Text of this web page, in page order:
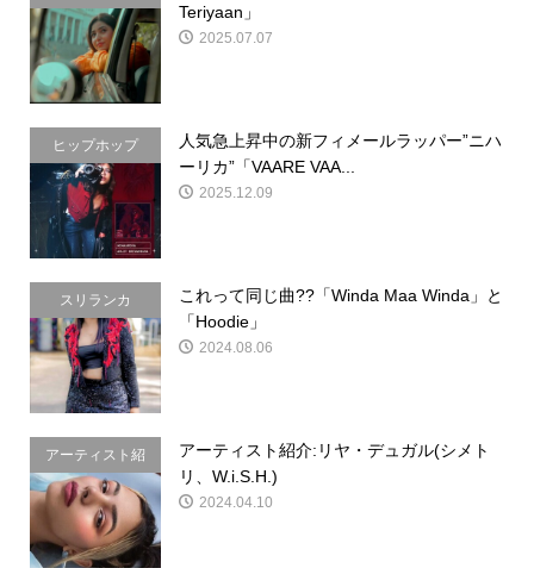
Teriyaan」
2025.07.07
ヒップホップ
人気急上昇中の新フィメールラッパー”ニハ
ーリカ”「VAARE VAA...
2025.12.09
スリランカ
これって同じ曲??「Winda Maa Winda」と
「Hoodie」
2024.08.06
アーティスト紹
介
アーティスト紹介:リヤ・デュガル(シメト
リ、W.i.S.H.)
2024.04.10